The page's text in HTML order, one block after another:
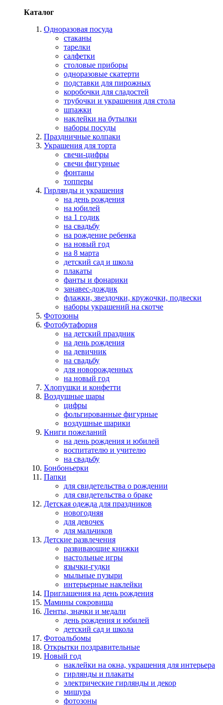
Каталог
Одноразовая посуда
стаканы
тарелки
салфетки
столовые приборы
одноразовые скатерти
подставки для пирожных
коробочки для сладостей
трубочки и украшения для стола
шпажки
наклейки на бутылки
наборы посуды
Праздничные колпаки
Украшения для торта
свечи-цифры
свечи фигурные
фонтаны
топперы
Гирлянды и украшения
на день рождения
на юбилей
на 1 годик
на свадьбу
на рождение ребенка
на новый год
на 8 марта
детский сад и школа
плакаты
фанты и фонарики
занавес-дождик
флажки, звездочки, кружочки, подвески
наборы украшений на скотче
Фотозоны
Фотобутафория
на детский праздник
на день рождения
на девичник
на свадьбу
для новорожденных
на новый год
Хлопушки и конфетти
Воздушные шары
цифры
фольгированные фигурные
воздушные шарики
Книги пожеланий
на день рождения и юбилей
воспитателю и учителю
на свадьбу
Бонбоньерки
Папки
для свидетельства о рождении
для свидетельства о браке
Детская одежда для праздников
новогодняя
для девочек
для мальчиков
Детские развлечения
развивающие книжки
настольные игры
язычки-гудки
мыльные пузыри
интерьерные наклейки
Приглашения на день рождения
Мамины сокровища
Ленты, значки и медали
день рождения и юбилей
детский сад и школа
Фотоальбомы
Открытки поздравительные
Новый год
наклейки на окна, украшения для интерьера
гирлянды и плакаты
электрические гирлянды и декор
мишура
фотозоны